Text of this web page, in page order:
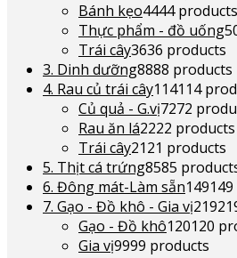
Bánh kẹo4444 products
Thực phẩm - đồ uống
Trái cây3636 products
3. Dinh dưỡng8888 products
4. Rau củ trái cây114114
Củ quả - G.vị7272
Rau ăn lá2222 products
Trái cây2121 products
5. Thịt cá trứng8585
6. Đông mát-Làm sẵn149
7. Gạo - Đồ khô - Gia vị219
Gạo - Đồ khô120120
Gia vị9999 products